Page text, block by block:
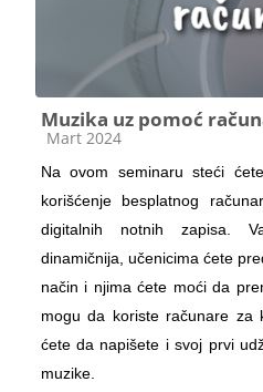
Muzika uz pomoć
Категорија курса
Mart 2024
Na ovom seminaru steći
korišćenje besplatnog
digitalnih notnih zapisa.
dinamičnija, učenicima ćete
način i njima ćete moći da
mogu da koriste računare za
ćete da napišete i svoj prvi
muzike.